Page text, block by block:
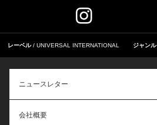
レーベル UNIVERSAL INTERNATIONAL ジャンル
ニュースレター
会社概要